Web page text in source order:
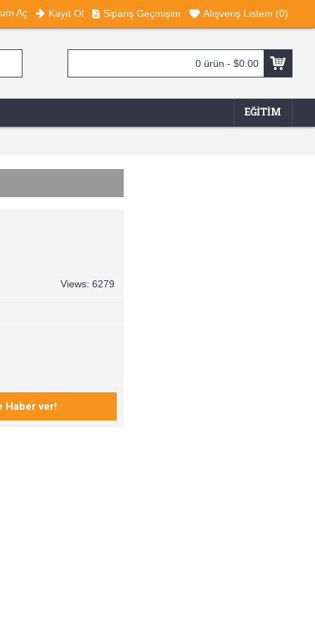
Aç Kayıt Ol Sipariş Geçmişim Alışveriş Listem (0)
0 ürün - $0.00
EĞITIM
Views: 6279